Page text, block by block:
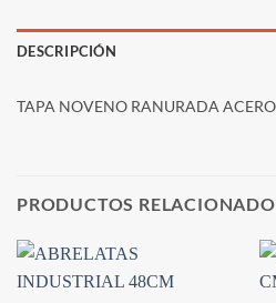
DESCRIPCIÓN
TAPA NOVENO RANURADA
PRODUCTOS